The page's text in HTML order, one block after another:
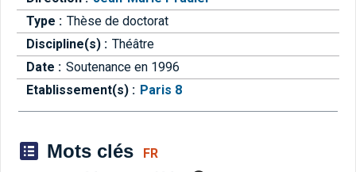
Type : Thèse de doctorat
Discipline(s) : Théâtre
Date : Soutenance en 1996
Etablissement(s) : Paris 8
Mots clés FR